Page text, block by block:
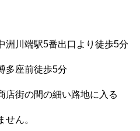
洲川端駅5番出口より徒歩5分
多座前徒歩5分
店街の間の細い路地に入る
ん。